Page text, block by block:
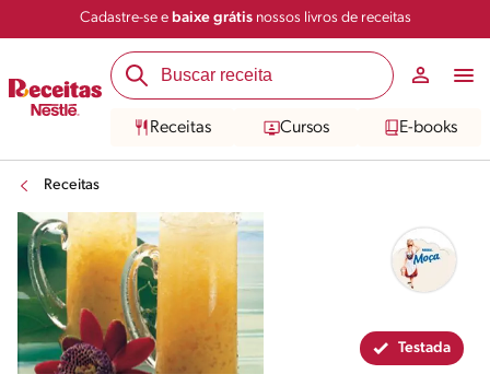
Cadastre-se e baixe grátisnossos livros de receitas
Receitas Cursos E-books
Receitas
Salvar Compartilhar
Testada